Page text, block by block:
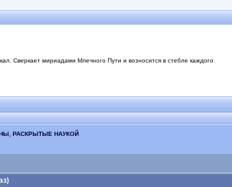
Сверкает мириадами Млечного Пути и возносится в стебле каждого
РАСКРЫТЫЕ НАУКОЙ